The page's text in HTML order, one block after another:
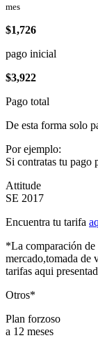
mes
$1,726
pago inicial
$3,922
Pago total
De esta forma solo
Por ejemplo:
Si contratas tu pago
Attitude
SE 2017
Encuentra tu tarifa
*La comparación de
mercado,tomada de
tarifas aqui
Otros*
Plan forzoso
a 12 meses